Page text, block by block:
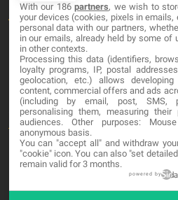
About
Blog
Contact
LEGAL
Terminos y Condiciones
Política de Privacidad
With our 186partners, we wish to
your devices (cookies, pixels in
personal data with our partners,
in our emails, already held by some of
in other contexts.
Processing this data (identifiers,
loyalty programs, IP, postal
geolocation, etc.) allows
content, commercial offers and ads
(including by email, post, SMS,
personalising them, measuring their
audiences. Other purposes:
anonymous basis.
You can "accept all" and withdraw
"cookie" icon. You can also "set
remain valid for 3 months.
powered by